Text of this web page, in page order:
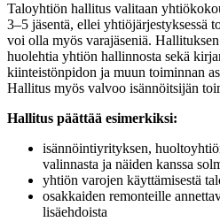
Taloyhtiön hallitus valitaan
3–5 jäsentä, ellei yhtiöjärjestyksessä
voi olla myös varajäseniä.
huolehtia yhtiön hallinnosta sekä
kiinteistönpidon ja muun toiminnan
Hallitus myös valvoo isännöitsijän
Hallitus päättää esimerkiksi:
isännöintiyrityksen,
valinnasta ja näiden kanssa
yhtiön varojen käyttämisestä
osakkaiden remonteille
lisäehdoista